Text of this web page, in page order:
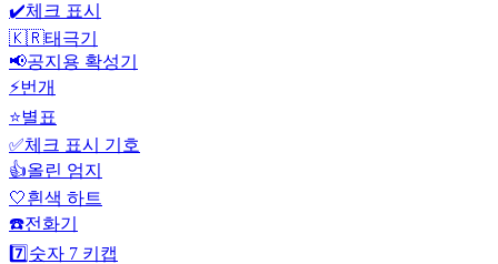
✔️체크 표시
🇰🇷태극기
📢공지용 확성기
⚡번개
⭐별표
✅체크 표시 기호
👍올린 엄지
🤍흰색 하트
☎️전화기
7️⃣ 숫자 7 키캡